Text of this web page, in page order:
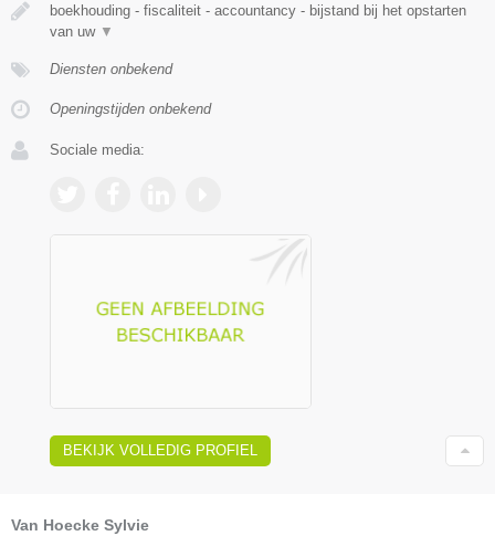
boekhouding - fiscaliteit - accountancy - bijstand bij het opstarten
van uw ▼
Diensten onbekend
Openingstijden onbekend
Sociale media:
BEKIJK VOLLEDIG PROFIEL
Van Hoecke Sylvie